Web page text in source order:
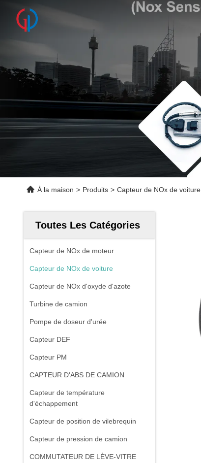
À la maison > Produits > Capteur de NOx de voiture
Toutes Les Catégories
Capteur de NOx de moteur
Capteur de NOx de voiture
Capteur de NOx d'oxyde d'azote
Turbine de camion
Pompe de doseur d'urée
Capteur DEF
Capteur PM
CAPTEUR D'ABS DE CAMION
Capteur de température
d'échappement
Capteur de position de vilebrequin
Capteur de pression de camion
COMMUTATEUR DE LÈVE-VITRE